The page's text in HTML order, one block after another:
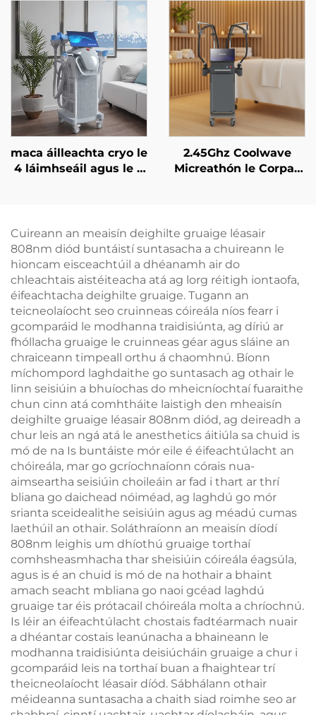
MDSAP, 600W, 1200W,
1800W, 3000W, 4 i 1, le
spásanna in ionadú,
755 nm, 808 nm, 940
nm, 1064 nm
nm, do chruthú an
chorpais agus do chur
i mbárr an bholgáin
maca áilleachta cryo le
4 láimhseáil agus le 8
criothaireacht, le
laghdú meáchan
2.45Ghz Coolwave
Micreathón le Corpas
umhthacht Aghaidh le
haghaidh Caillteanais
Meáchain, Glanadh
Corpais
Cuireann an meaisín deighilte gruaige léasair
808nm diód buntáistí suntasacha a chuireann le
hioncam eisceachtúil a dhéanamh air do
chleachtais aistéiteacha atá ag lorg réitigh iontaofa,
éifeachtacha deighilte gruaige. Tugann an
teicneolaíocht seo cruinneas cóireála níos fearr i
gcomparáid le modhanna traidisiúnta, ag díriú ar
fhóllacha gruaige le cruinneas géar agus sláine an
chraiceann timpeall orthu á chaomhnú. Bíonn
míchompord laghdaithe go suntasach ag othair le
linn seisiúin a bhuíochas do mheicníochtaí fuaraithe
chun cinn atá comhtháite laistigh den mheaisín
deighilte gruaige léasair 808nm diód, ag deireadh a
chur leis an ngá atá le anesthetics áitiúla sa chuid is
mó de na Is buntáiste mór eile é éifeachtúlacht an
chóireála, mar go gcríochnaíonn córais nua-
aimseartha seisiúin choileáin ar fad i thart ar thrí
bliana go daichead nóiméad, ag laghdú go mór
srianta sceidealithe seisiúin agus ag méadú cumas
laethúil an othair. Soláthraíonn an meaisín díodí
808nm leighis um dhíothú gruaige torthaí
comhsheasmhacha thar sheisiúin cóireála éagsúla,
agus is é an chuid is mó de na hothair a bhaint
amach seacht mbliana go naoi gcéad laghdú
gruaige tar éis prótacail chóireála molta a chríochnú.
Is léir an éifeachtúlacht chostais fadtéarmach nuair
a dhéantar costais leanúnacha a bhaineann le
modhanna traidisiúnta deisiúcháin gruaige a chur i
gcomparáid leis na torthaí buan a fhaightear trí
theicneolaíocht léasair díód. Sábhálann othair
méideanna suntasacha a chaith siad roimhe seo ar